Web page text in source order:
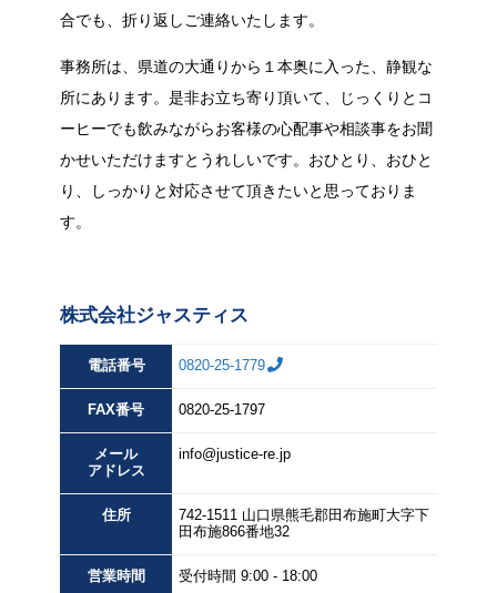
合でも、折り返しご連絡いたします。
事務所は、県道の大通りから１本奥に入った、静観な
所にあります。是非お立ち寄り頂いて、じっくりとコ
ーヒーでも飲みながらお客様の心配事や相談事をお聞
かせいただけますとうれしいです。おひとり、おひと
り、しっかりと対応させて頂きたいと思っておりま
す。
株式会社ジャスティス
電話番号 0820-25-1779
FAX番号 0820-25-1797
メール
アドレス
info@justice-re.jp
住所 742-1511 山口県熊毛郡田布施町大字下
田布施866番地32
営業時間 受付時間 9:00 - 18:00